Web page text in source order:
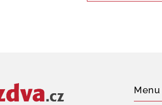
Menu